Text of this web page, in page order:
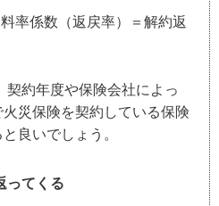
率係数（返戻率）＝解約返
契約年度や保険会社によっ
災保険を契約している保険
良いでしょう。
ってくる